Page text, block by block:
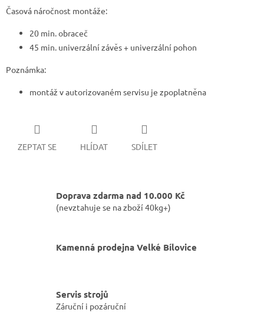
Časová náročnost montáže:
20 min. obraceč
45 min. univerzální závěs + univerzální pohon
Poznámka:
montáž v autorizovaném servisu je zpoplatněna
ZEPTAT SE HLÍDAT SDÍLET
Doprava zdarma nad 10.000 Kč
(nevztahuje se na zboží 40kg+)
Kamenná prodejna Velké Bílovice
Servis strojů
Záruční i pozáruční